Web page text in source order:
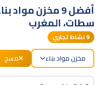
أفضل 9 مخزن
سطات، المغرب
9نشاط تجاري
مخزن مواد بناء مسح